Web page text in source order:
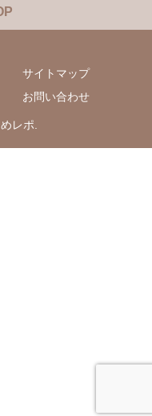
サイトマップ
お問い合わせ
レポ.